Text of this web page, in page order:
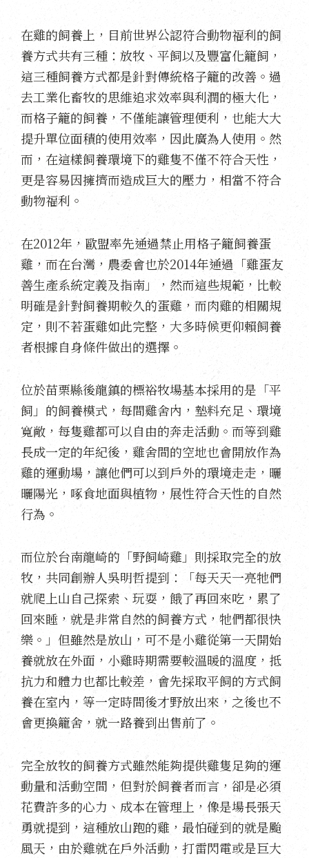
在雞的飼養上，目前世界公認符合動物福利的飼
養方式共有三種：放牧、平飼以及豐富化籠飼，
這三種飼養方式都是針對傳統格子籠的改善。過
去工業化畜牧的思維追求效率與利潤的極大化，
而格子籠的飼養，不僅能讓管理便利，也能大大
提升單位面積的使用效率，因此廣為人使用。然
而，在這樣飼養環境下的雞隻不僅不符合天性，
更是容易因擁擠而造成巨大的壓力，相當不符合
動物福利。
在2012年，歐盟率先通過禁止用格子籠飼養蛋
雞，而在台灣，農委會也於2014年通過「雞蛋友
善生產系統定義及指南」，然而這些規範，比較
明確是針對飼養期較久的蛋雞，而肉雞的相關規
定，則不若蛋雞如此完整，大多時候更仰賴飼養
者根據自身條件做出的選擇。
位於苗栗縣後龍鎮的標裕牧場基本採用的是「平
飼」的飼養模式，每間雞舍內，墊料充足、環境
寬敞，每隻雞都可以自由的奔走活動。而等到雞
長成一定的年紀後，雞舍間的空地也會開放作為
雞的運動場，讓他們可以到戶外的環境走走，曬
曬陽光，啄食地面與植物，展性符合天性的自然
行為。
而位於台南龍崎的「野飼崎雞」則採取完全的放
牧，共同創辦人吳明哲提到：「每天天一亮牠們
就爬上山自己探索、玩耍，餓了再回來吃，累了
回來睡，就是非常自然的飼養方式，牠們都很快
樂。」但雖然是放山，可不是小雞從第一天開始
養就放在外面，小雞時期需要較溫暖的溫度，抵
抗力和體力也都比較差，會先採取平飼的方式飼
養在室內，等一定時間後才野放出來，之後也不
會更換籠舍，就一路養到出售前了。
完全放牧的飼養方式雖然能夠提供雞隻足夠的運
動量和活動空間，但對於飼養者而言，卻是必須
花費許多的心力、成本在管理上，像是場長張天
勇就提到，這種放山跑的雞，最怕碰到的就是颱
風天，由於雞就在戶外活動，打雷閃電或是巨大